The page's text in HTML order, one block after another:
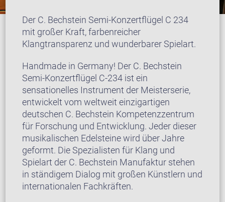
Der C. Bechstein Semi-Konzertflügel C 234
mit großer Kraft, farbenreicher
Klangtransparenz und wunderbarer Spielart.
Handmade in Germany! Der C. Bechstein
Semi-Konzertflügel C-234 ist ein
sensationelles Instrument der Meisterserie,
entwickelt vom weltweit einzigartigen
deutschen C. Bechstein Kompetenzzentrum
für Forschung und Entwicklung. Jeder dieser
musikalischen Edelsteine wird über Jahre
geformt. Die Spezialisten für Klang und
Spielart der C. Bechstein Manufaktur stehen
in ständigem Dialog mit großen Künstlern und
internationalen Fachkräften.